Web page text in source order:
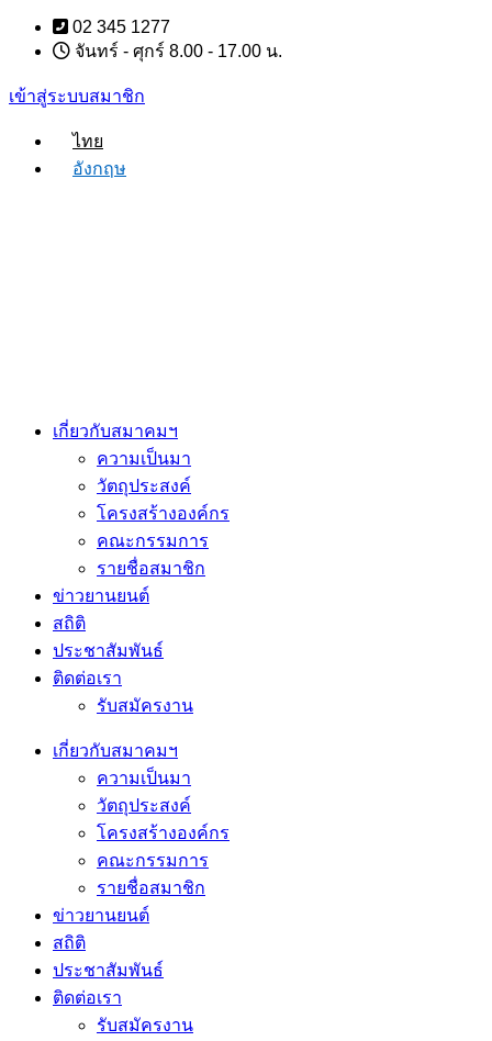
Skip
content
02 345 1277
จันทร์ - ศุกร์ 8.00 - 17.00 น.
เข้าสู่ระบบสมาชิก
ไทย
อังกฤษ
เกี่ยวกับสมาคมฯ
ความเป็นมา
วัตถุประสงค์
โครงสร้างองค์กร
คณะกรรมการ
รายชื่อสมาชิก
ข่าวยานยนต์
สถิติ
ประชาสัมพันธ์
ติดต่อเรา
รับสมัครงาน
เกี่ยวกับสมาคมฯ
ความเป็นมา
วัตถุประสงค์
โครงสร้างองค์กร
คณะกรรมการ
รายชื่อสมาชิก
ข่าวยานยนต์
สถิติ
ประชาสัมพันธ์
ติดต่อเรา
รับสมัครงาน